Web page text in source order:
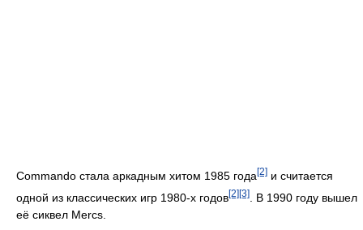
Commando стала аркадным хитом 1985 года [2] и считается
одной из классических игр 1980-х годов[2][3]
. В 1990 году вышел
её сиквел Mercs.